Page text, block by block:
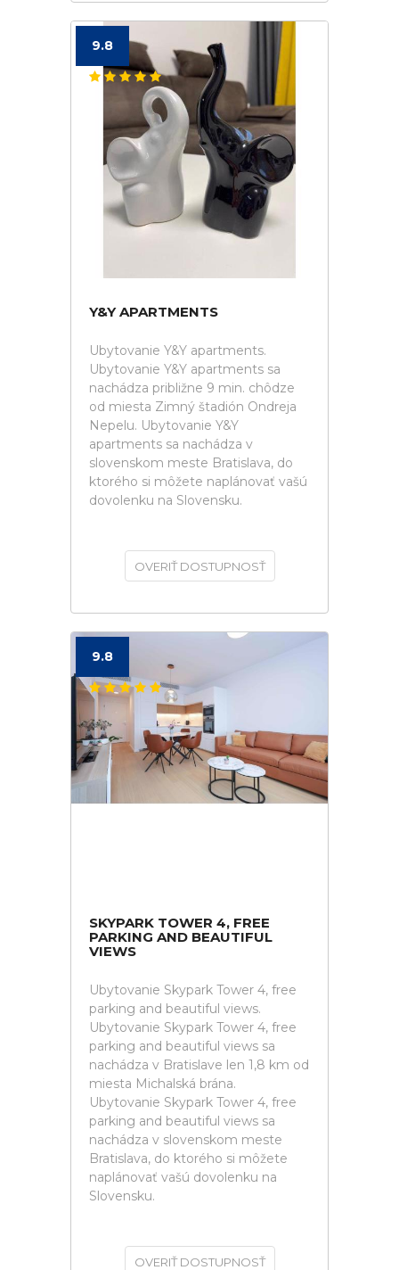
9.8
Y&Y APARTMENTS
Ubytovanie Y&Y apartments.
Ubytovanie Y&Y apartments sa
nachádza približne 9 min. chôdze
od miesta Zimný štadión Ondreja
Nepelu. Ubytovanie Y&Y
apartments sa nachádza v
slovenskom meste Bratislava, do
ktorého si môžete naplánovať vašú
dovolenku na Slovensku.
OVERIŤ DOSTUPNOSŤ
9.8
SKYPARK TOWER 4, FREE
PARKING AND BEAUTIFUL
VIEWS
Ubytovanie Skypark Tower 4, free
parking and beautiful views.
Ubytovanie Skypark Tower 4, free
parking and beautiful views sa
nachádza v Bratislave len 1,8 km od
miesta Michalská brána.
Ubytovanie Skypark Tower 4, free
parking and beautiful views sa
nachádza v slovenskom meste
Bratislava, do ktorého si môžete
naplánovať vašú dovolenku na
Slovensku.
OVERIŤ DOSTUPNOSŤ